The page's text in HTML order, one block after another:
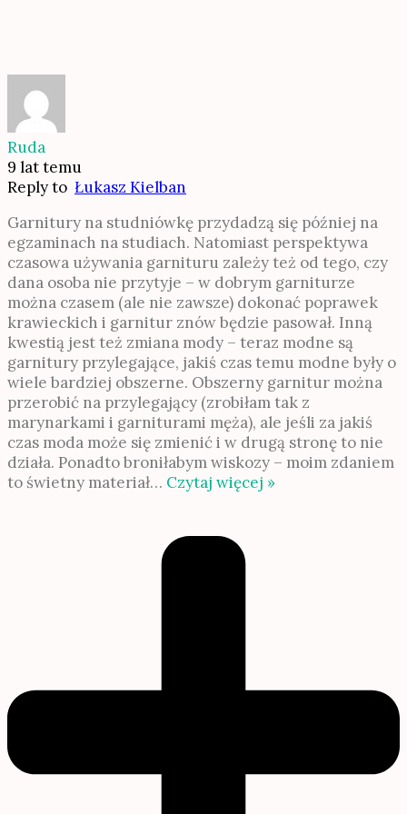
Ruda
9 lat temu
Reply to Łukasz Kielban
Garnitury na studniówkę przydadzą się później na
egzaminach na studiach. Natomiast perspektywa
czasowa używania garnituru zależy też od tego, czy
dana osoba nie przytyje – w dobrym garniturze
można czasem (ale nie zawsze) dokonać poprawek
krawieckich i garnitur znów będzie pasował. Inną
kwestią jest też zmiana mody – teraz modne są
garnitury przylegające, jakiś czas temu modne były o
wiele bardziej obszerne. Obszerny garnitur można
przerobić na przylegający (zrobiłam tak z
marynarkami i garniturami męża), ale jeśli za jakiś
czas moda może się zmienić i w drugą stronę to nie
działa. Ponadto broniłabym wiskozy – moim zdaniem
to świetny materiał… Czytaj więcej »